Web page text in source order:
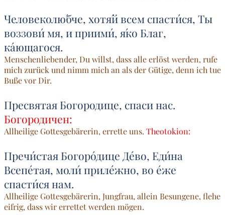
Человеколю́бче, хотя́й всем спасти́ся, Ты
воззови́ мя, и приими́, я́ко Благ,
ка́ющагося.
Menschenliebender, Du willst, dass alle erlöst werden, rufe
mich zurück und nimm mich an als der Gütige, denn ich tue
Buße vor Dir.
Пресвятая Богородице, спаси нас.
Богородичен:
Allheilige Gottesgebärerin, errette uns. Theotokion:
Пречи́стая Богоро́дице Де́во, Еди́на
Всепе́тая, моли́ приле́жно, во е́же
спасти́ся нам.
Allheilige Gottesgebärerin, Jungfrau, allein Besungene, flehe
eifrig, dass wir errettet werden mögen.